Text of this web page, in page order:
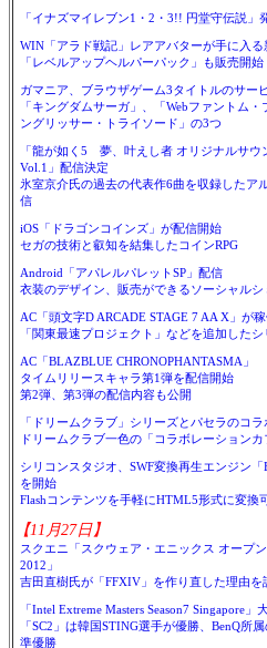
「イナズマイレブン1・2・3!! 円堂守伝説」
WIN「アラド戦記」レアアバターが手に入る
「レベルアップヘルパーパック」も販売開始
ガマニア、ブラウザゲーム3タイトルのサー
「キングダムサーガ」、「Webファントム・
ングリッサー・トライソード」の3つ
「龍が如く5 夢、叶えし者 オリジナルサウ
Vol.1」配信決定
氷室京介氏の過去の代表作6曲を収録したア
信
iOS「ドラゴンコインズ」が配信開始
セガの技術と叡知を結集したコインRPG
Android「アパレルパレットSP」配信
衣装のデザイン、販売ができるソーシャルシ
AC「頭文字D ARCADE STAGE 7 AA X」が
「関東最速プロジェクト」などを追加した
AC「BLAZBLUE CHRONOPHANTASMA」
タイムリリースキャラ第1弾を配信開始
第2弾、第3弾の配信内容も公開
「ドリームクラブ」シリーズとパセラのコ
ドリームクラブ一色の「コラボレーション
シリコンスタジオ、SWF変換再生エンジン
を開始
Flashコンテンツを手軽にHTML5形式に変換
【11月27日】
スクエニ「スクウェア・エニックス オープ
2012」
吉田直樹氏が「FFXIV」を作り直した理由を
「Intel Extreme Masters Season7 Singapore」
「SC2」は韓国STING選手が優勝、BenQ所
準優勝